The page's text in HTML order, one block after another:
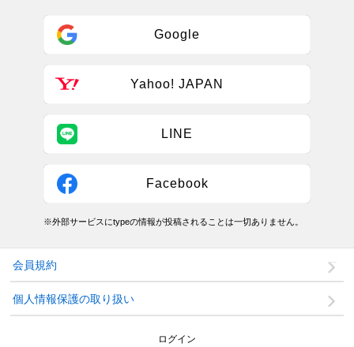
Google
Yahoo! JAPAN
LINE
Facebook
※外部サービスにtypeの情報が投稿されることは一切ありません。
会員規約
個人情報保護の取り扱い
ログイン